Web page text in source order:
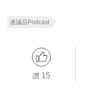
迷誠品Podcast
讚 15